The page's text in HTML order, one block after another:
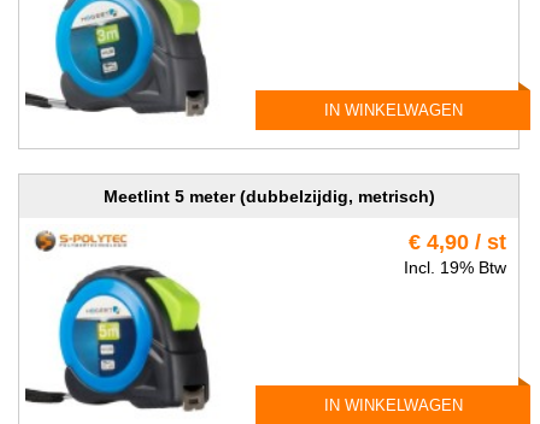
IN WINKELWAGEN
Meetlint 5 meter (dubbelzijdig, metrisch)
€ 4,90 / st
Incl. 19% Btw
IN WINKELWAGEN